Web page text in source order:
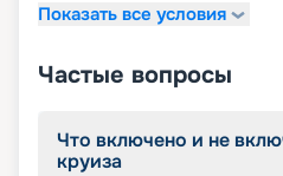
Показать все условия
Частые вопросы
Что включено и не
круиза